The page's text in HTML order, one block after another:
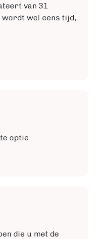
van 31
wel eens tijd,
optie.
die u met de